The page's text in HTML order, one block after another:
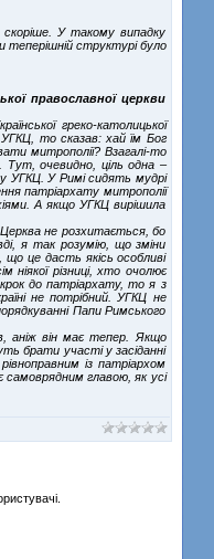
У такому випадку
теперішній структурі було
православної церкви
греко-католицької
то сказав: хай їм Бог
митрополії? Взагалі-то
Тут, очевидно, ціль одна –
УГКЦ. У Римі сидять мудрі
патріархату митрополії
А якщо УГКЦ вирішила
не розхитається, бо
я так розумію, що зміни
це дасть якісь особливі
ніякої різниці, хто очолює
до патріархату, то я з
не потрібний. УГКЦ не
Папи Римського
аніж він має тепер. Якщо
брати участі у засіданні
із патріархом
самоврядним главою, як усі